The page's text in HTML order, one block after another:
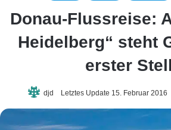
Donau-Flussreise:
Heidelberg“ steht
erster
djd Letztes Update 15. Februar 2016